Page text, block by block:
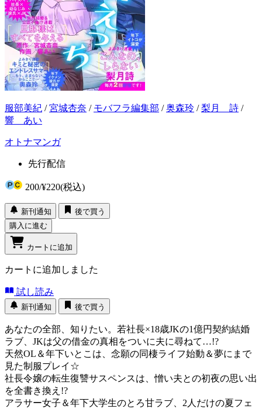
服部美紀 /宮城杏奈 / モバフラ編集部 /奥森玲 /梨月 詩 /
響 あい
オトナマンガ
先行配信
200/¥220(税込)
新刊通知
後で買う
購入に進む
カートに追加
カートに追加しました
試し読み
新刊通知 後で買う
あなたの全部、知りたい。若社長×18歳JKの1億円契約結婚
ラブ、JKは父の借金の真相をついに夫に尋ねて…!?
天然OL＆年下いとこは、念願の同棲ライフ始動＆夢にまで
見た制服プレイ☆
社長令嬢の転生復讐サスペンスは、憎い夫との初夜の思い出
を全書き換え!?
アラサー女子＆年下大学生のとろ甘ラブ、2人だけの夏フェ